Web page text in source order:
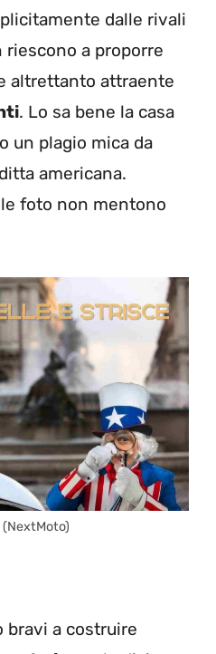
dalle rivali
a proporre
altrettanto attraente
. Lo sa bene la casa
un plagio mica da
americana.
foto non mentono
bravi a costruire